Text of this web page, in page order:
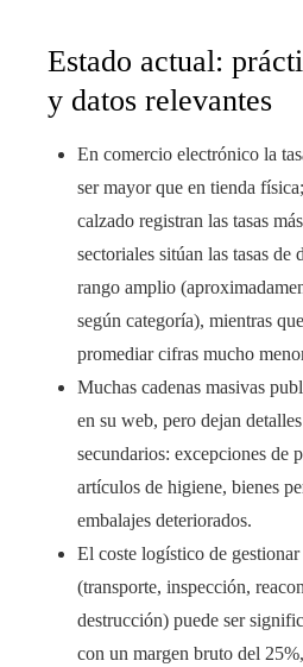
Estado actual:
y datos relevantes
En comercio electrónico la
ser mayor que en tienda
calzado registran las tasas
sectoriales sitúan las tasas
rango amplio
según categoría), mientras
promediar cifras mucho
Muchas cadenas masivas
en su web, pero dejan
secundarios: excepciones de
artículos de higiene, bienes
embalajes deteriorados.
El coste logístico de
(transporte, inspección,
destrucción) puede ser
con un margen bruto del